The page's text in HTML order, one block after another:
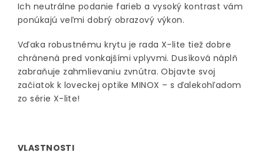
Ich neutrálne podanie farieb a vysoký kontrast vám
ponúkajú veľmi dobrý obrazový výkon.
Vďaka robustnému krytu je rada X-lite tiež dobre
chránená pred vonkajšími vplyvmi. Dusíková náplň
zabraňuje zahmlievaniu zvnútra. Objavte svoj
začiatok k loveckej optike MINOX – s ďalekohľadom
zo série X-lite!
VLASTNOSTI